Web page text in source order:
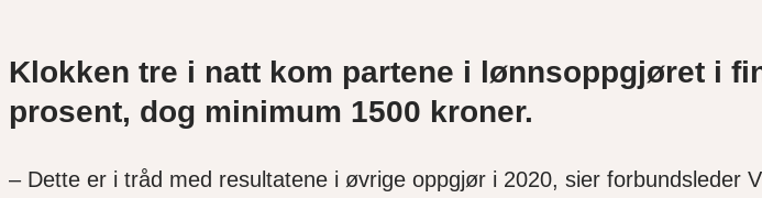
Klokken tre i natt kom partene i lønnsoppgjøret i
prosent, dog minimum 1500 kroner.
– Dette er i tråd med resultatene i øvrige oppgjør i 2020, sier